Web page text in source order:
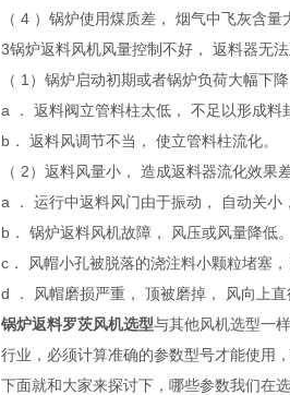
（ 4 ）锅炉使用煤质差， 烟气中飞灰含
3锅炉返料风机风量控制不好， 返料器无
（ 1）锅炉启动初期或者锅炉负荷大幅下
a ． 返料阀立管料柱太低， 不足以形成料
b． 返料风调节不当， 使立管料柱流化。
（ 2）返料风量小， 造成返料器流化效果差
a ． 运行中返料风门由于振动， 自动关小
b． 锅炉返料风机故障， 风压或风量降低。
c． 风帽小孔被脱落的浇注料小颗粒堵塞
d ． 风帽磨损严重， 顶被磨掉， 风向上直
锅炉返料罗茨风机选型与其他风机选型一
行业，必须计算准确的参数型号才能使用
下面就和大家来探讨下，哪些参数我们在选